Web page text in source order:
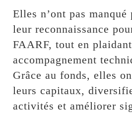
Elles n’ont pas manqué
leur reconnaissance
FAARF, tout en
accompagnement
Grâce au fonds, elles
leurs capitaux,
activités et améliorer